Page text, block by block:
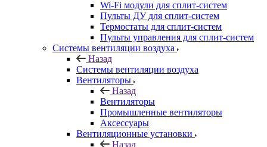
Wi-Fi модули для сплит-систем
Пульты ДУ для сплит-систем
Термостаты для сплит-систем
Пульты управления для сплит-систем
Системы вентиляции воздуха
Назад
Системы вентиляции воздуха
Вентиляторы
Назад
Вентиляторы
Промышленные вентиляторы
Аксессуары
Вентиляционные установки
Назад